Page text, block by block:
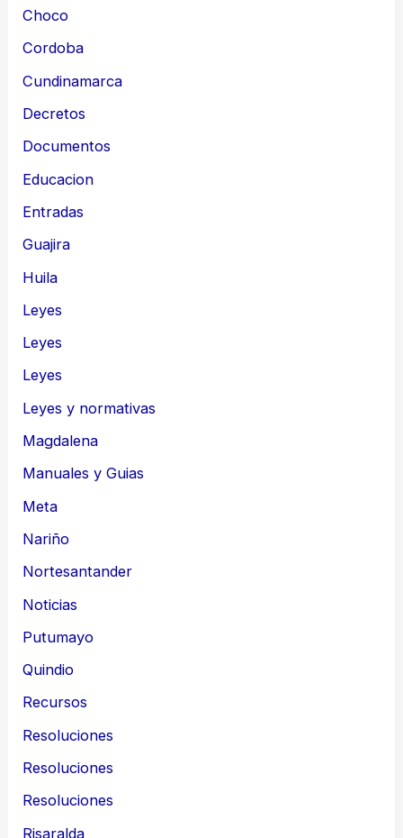
Choco
Cordoba
Cundinamarca
Decretos
Documentos
Educacion
Entradas
Guajira
Huila
Leyes
Leyes
Leyes
Leyes y normativas
Magdalena
Manuales y Guias
Meta
Nariño
Nortesantander
Noticias
Putumayo
Quindio
Recursos
Resoluciones
Resoluciones
Resoluciones
Risaralda